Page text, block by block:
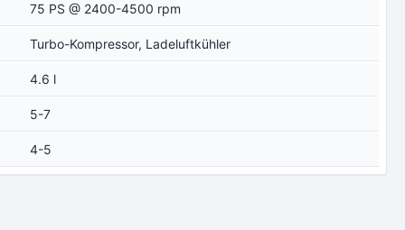
75 PS @ 2400-4500 rpm
Turbo-Kompressor, Ladeluftkühler
4.6 l
5-7
4-5